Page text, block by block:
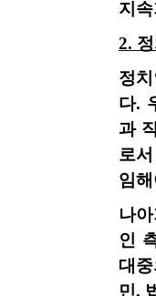
지
2.
정
다.
과
로
임
나
인
대
민,